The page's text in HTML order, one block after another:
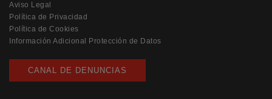
Aviso Legal
Política de Privacidad
Política de Cookies
Información Adicional Protección de Datos
CANAL DE DENUNCIAS